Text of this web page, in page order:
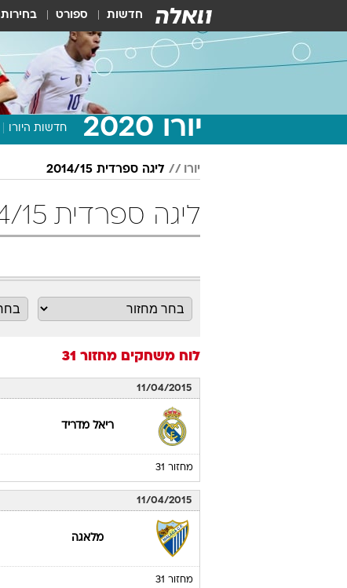
חדשות ספורט בחירות
יורו 2020 חדשות היורו
יורו ליגה ספרדית 2014/15
ליגה ספרדית 2014/15 מחזור 31 כדורגל
לוח משחקים מחזור 31
11/04/2015
ריאל מדריד
מחזור 31
11/04/2015
מלאגה
מחזור 31